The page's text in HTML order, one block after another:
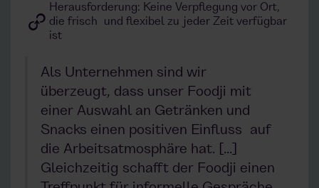
Herausforderung: Keine Verpflegung vor Ort,
die frisch und flexibel zu jeder Zeit verfügbar
ist
Als Unternehmen sind wir
überzeugt, dass unser Foodji mit
einer Auswahl an Getränken und
Snacks einen positiven Einfluss auf
die Arbeitsatmosphäre hat. [...]
Gleichzeitig schafft der Foodji einen